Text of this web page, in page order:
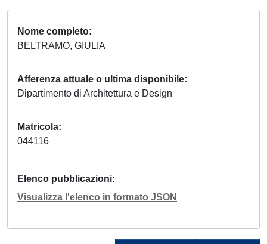
Nome completo
BELTRAMO, GIULIA
Afferenza attuale o ultima disponibile
Dipartimento di Architettura e Design
Matricola
044116
Elenco pubblicazioni
Visualizza l'elenco in formato JSON